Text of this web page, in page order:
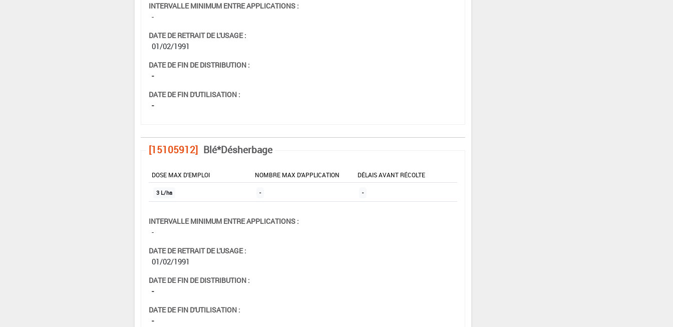
INTERVALLE MINIMUM ENTRE APPLICATIONS :
-
DATE DE RETRAIT DE L'USAGE :
01/02/1991
DATE DE FIN DE DISTRIBUTION :
-
DATE DE FIN D'UTILISATION :
-
[15105912] Blé*Désherbage
DOSE MAX D'EMPLOI NOMBRE MAX D'APPLICATION DÉLAIS AVANT RÉCOLTE
3 L/ha - -
INTERVALLE MINIMUM ENTRE APPLICATIONS :
-
DATE DE RETRAIT DE L'USAGE :
01/02/1991
DATE DE FIN DE DISTRIBUTION :
-
DATE DE FIN D'UTILISATION :
-